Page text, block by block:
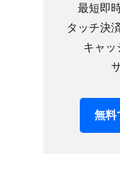
最短即
タッチ決
キャッ
無料